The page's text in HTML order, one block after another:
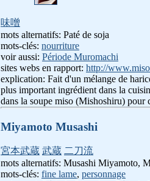
味噌
mots alternatifs: Paté de soja
mots-clés: nourriture
voir aussi: Période Muromachi
sites webs en rapport: http://
explication: Fait d'un mélange de
plus important ingrédient dans la
dans la soupe miso (Mishoshiru) pour
Miyamoto Musashi
宮本武蔵 武蔵 二刀流
mots alternatifs: Musashi Miyamoto,
mots-clés: fine lame, personnage